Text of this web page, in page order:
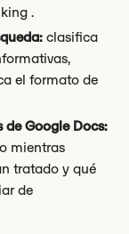
.
clasifica
el formato de
Google Docs:
mientras
tratado y qué
de